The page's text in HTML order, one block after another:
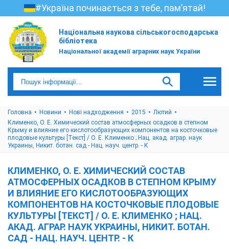
#Україна починається з тебе, пам’ятай!
Національна наукова сільськогосподарська
бібліотека
Національної академії аграрних наук України
Головна Новини Нові надходження 2015
Лютий
Клименко, О. Е. Химический состав атмосферных осадков в степном
Крыму и влияние его кислотообразующих компонентов на косточковые
плодовые культуры [Текст] / О. Е. Клименко ; Нац. акад. аграр. наук
Украины, Никит. ботан. сад - Нац. науч. центр. - К
КЛИМЕНКО, О. Е. ХИМИЧЕСКИЙ СОСТАВ
АТМОСФЕРНЫХ ОСАДКОВ В СТЕПНОМ КРЫМУ
И ВЛИЯНИЕ ЕГО КИСЛОТООБРАЗУЮЩИХ
КОМПОНЕНТОВ НА КОСТОЧКОВЫЕ ПЛОДОВЫЕ
КУЛЬТУРЫ [ТЕКСТ] / О. Е. КЛИМЕНКО ; НАЦ.
АКАД. АГРАР. НАУК УКРАИНЫ, НИКИТ. БОТАН.
САД - НАЦ. НАУЧ. ЦЕНТР. - К